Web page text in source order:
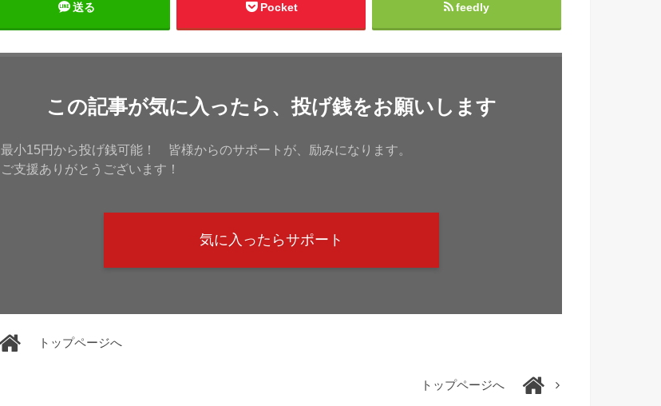
送る Pocket feedly
この記事が気に入ったら、投げ銭をお願いします
最小15円から投げ銭可能！ 皆様からのサポートが、励みになります。
ご支援ありがとうございます！
気に入ったらサポート
トップページへ
トップページへ